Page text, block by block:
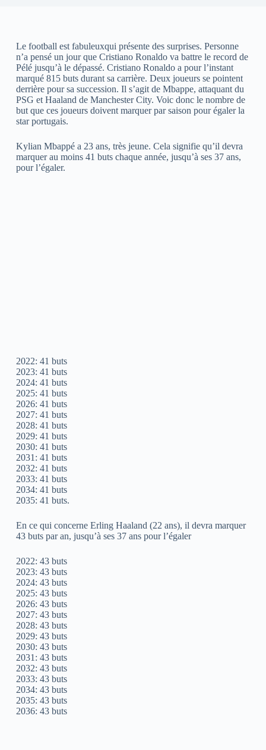
Le football est fabuleuxqui présente des surprises. Personne
n’a pensé un jour que Cristiano Ronaldo va battre le record de
Pélé jusqu’à le dépassé. Cristiano Ronaldo a pour l’instant
marqué 815 buts durant sa carrière. Deux joueurs se pointent
derrière pour sa succession. Il s’agit de Mbappe, attaquant du
PSG et Haaland de Manchester City. Voic donc le nombre de
but que ces joueurs doivent marquer par saison pour égaler la
star portugais.
Kylian Mbappé a 23 ans, très jeune. Cela signifie qu’il devra
marquer au moins 41 buts chaque année, jusqu’à ses 37 ans,
pour l’égaler.
2022: 41 buts
2023: 41 buts
2024: 41 buts
2025: 41 buts
2026: 41 buts
2027: 41 buts
2028: 41 buts
2029: 41 buts
2030: 41 buts
2031: 41 buts
2032: 41 buts
2033: 41 buts
2034: 41 buts
2035: 41 buts.
En ce qui concerne Erling Haaland (22 ans), il devra marquer
43 buts par an, jusqu’à ses 37 ans pour l’égaler
2022: 43 buts
2023: 43 buts
2024: 43 buts
2025: 43 buts
2026: 43 buts
2027: 43 buts
2028: 43 buts
2029: 43 buts
2030: 43 buts
2031: 43 buts
2032: 43 buts
2033: 43 buts
2034: 43 buts
2035: 43 buts
2036: 43 buts